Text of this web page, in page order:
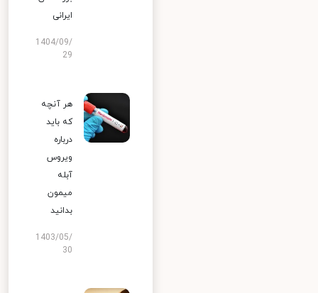
ایرانی
1404/09/
29
هر آنچه
که باید
درباره
ویروس
آبله
میمون
بدانید
1403/05/
30